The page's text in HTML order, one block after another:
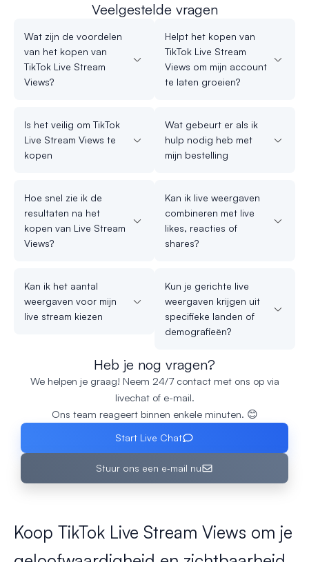
Veelgestelde vragen
Wat zijn de voordelen
van het kopen van
TikTok Live Stream
Views?
Is het veilig om TikTok
Live Stream Views te
kopen
Hoe snel zie ik de
resultaten na het
kopen van Live Stream
Views?
Kan ik het aantal
weergaven voor mijn
live stream kiezen
Helpt het kopen van
TikTok Live Stream
Views om mijn account
te laten groeien?
Wat gebeurt er als ik
hulp nodig heb met
mijn bestelling
Kan ik live weergaven
combineren met live
likes, reacties of
shares?
Kun je gerichte live
weergaven krijgen uit
specifieke landen of
demografieën?
Heb je nog vragen?
We helpen je graag! Neem 24/7 contact met ons op via
livechat of e-mail.
Ons team reageert binnen enkele minuten. 😊
Start Live Chat
Stuur ons een e‑mail nu
Koop TikTok Live Stream Views om je